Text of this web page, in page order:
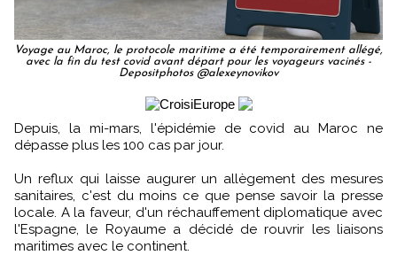
Voyage au Maroc, le protocole maritime a été temporairement allégé,
avec la fin du test covid avant départ pour les voyageurs vacinés -
Depositphotos @alexeynovikov
Depuis, la mi-mars, l'épidémie de covid au Maroc ne
dépasse plus les 100 cas par jour.
Un reflux qui laisse augurer un allègement des mesures
sanitaires, c'est du moins ce que pense savoir la presse
locale. A la faveur, d'un réchauffement diplomatique avec
l'Espagne, le Royaume a décidé de rouvrir les liaisons
maritimes avec le continent.